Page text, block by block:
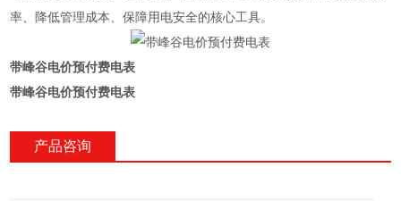
率、降低管理成本、保障用电安全的核心工具。
带峰谷电价预付费电表
带峰谷电价预付费电表
产品咨询